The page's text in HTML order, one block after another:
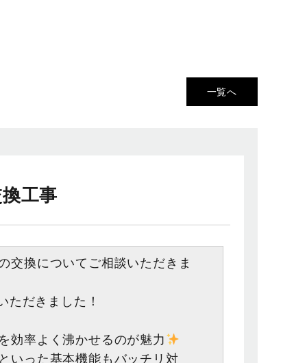
一覧へ
工事
交換についてご相談いただきま
だきました！
効率よく沸かせるのが魅力
いった基本機能もバッチリ対